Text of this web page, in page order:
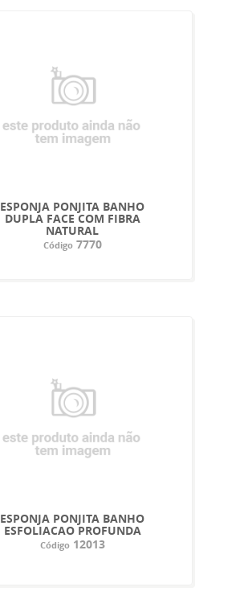
ESPONJA PONJITA BANHO
DUPLA FACE COM FIBRA
NATURAL
Código7770
ESPONJA PONJITA BANHO
ESFOLIACAO PROFUNDA
Código12013